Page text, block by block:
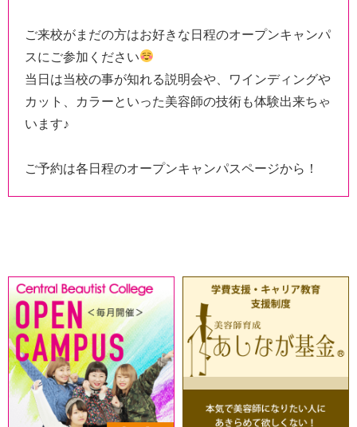
ご来校がまだの方はお好きな日程のオープンキャンパ
スにご参加ください
当日は当校の事が知れる説明会や、ワインディングや
カット、カラーといった美容師の技術も体験出来ちゃ
います♪
ご予約は各日程のオープンキャンパスページから！